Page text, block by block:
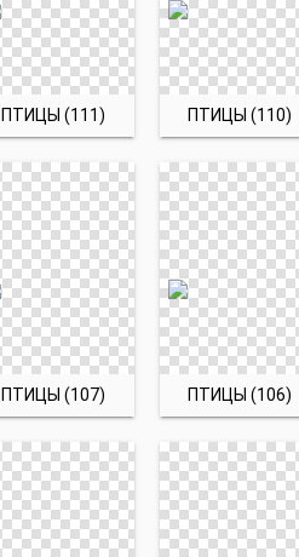
ПТИЦЫ (111) ПТИЦЫ (110)
ПТИЦЫ (107) ПТИЦЫ (106)